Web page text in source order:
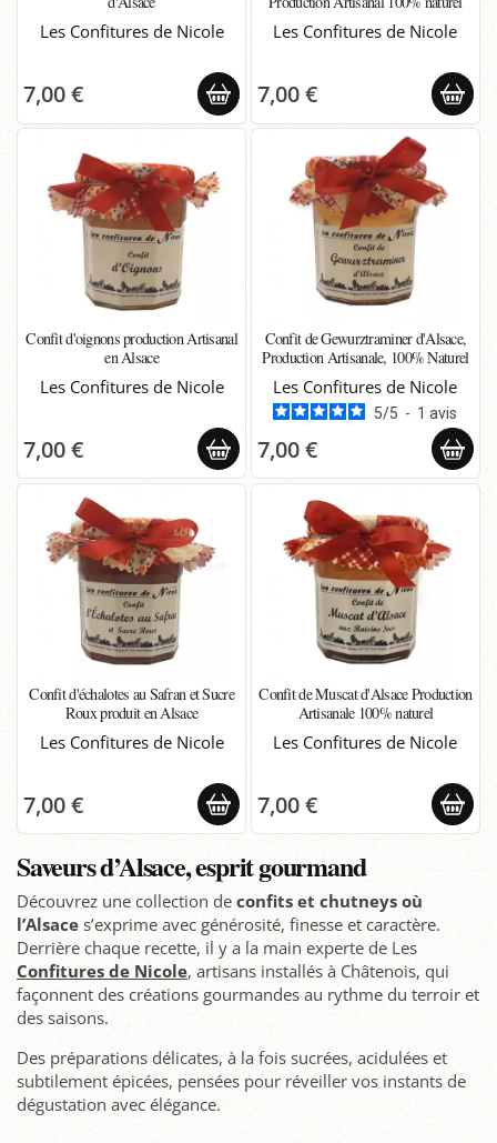
Les Confitures de Nicole
7,00 €
Les Confitures de Nicole
7,00 €
Confit d'oignons production Artisanal
en Alsace
Les Confitures de Nicole
7,00 €
Confit de Gewurztraminer d'Alsace,
Production Artisanale, 100% Naturel
Les Confitures de Nicole
5/5 - 1avis
7,00 €
Confit d'échalotes au Safran et Sucre
Roux produit en Alsace
Les Confitures de Nicole
7,00 €
Confit de Muscat d'Alsace Production
Artisanale 100% naturel
Les Confitures de Nicole
7,00 €
Saveurs d’Alsace, esprit gourmand
Découvrez une collection de confits et chutneys où
l’Alsace s’exprime avec générosité, finesse et caractère.
Derrière chaque recette, il y a la main experte de Les
Confitures de Nicole, artisans installés à Châtenois, qui
façonnent des créations gourmandes au rythme du terroir et
des saisons.
Des préparations délicates, à la fois sucrées, acidulées et
subtilement épicées, pensées pour réveiller vos instants de
dégustation avec élégance.